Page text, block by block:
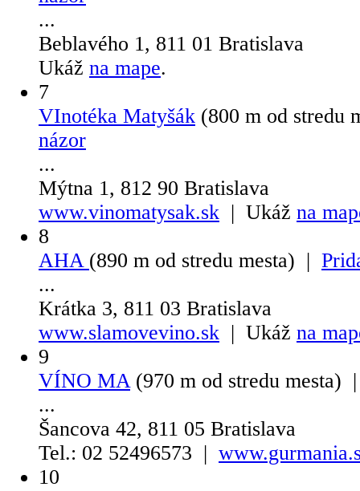
...
Beblavého 1, 811 01 Bratislava
Ukáž na mape.
7
VInotéka Matyšák (800 m od
názor
...
Mýtna 1, 812 90 Bratislava
www.vinomatysak.sk | Ukáž na
8
AHA (890 m od stredu mesta) |
...
Krátka 3, 811 03 Bratislava
www.slamovevino.sk | Ukáž na
9
VÍNO MA (970 m od stredu
...
Šancova 42, 811 05 Bratislava
Tel.: 02 52496573 |
10